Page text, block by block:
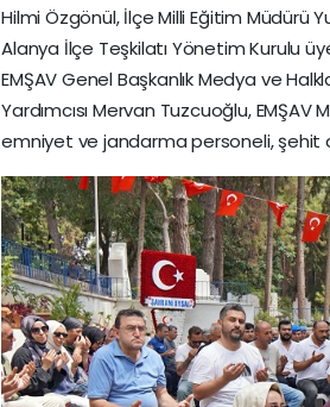
Hilmi Özgönül, İlçe Milli Eğitim Müdürü
Alanya İlçe Teşkilatı Yönetim Kurulu
EMŞAV Genel Başkanlık Medya ve
Yardımcısı Mervan Tuzcuoğlu,
emniyet ve jandarma personeli, şehit